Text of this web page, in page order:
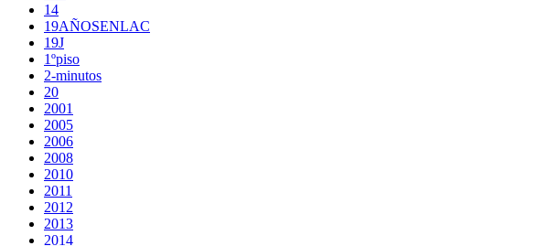
14
19AÑOSENLAC
19J
1ºpiso
2-minutos
20
2001
2005
2006
2008
2010
2011
2012
2013
2014